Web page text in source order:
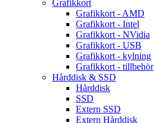
Grafikkort
Grafikkort - AMD
Grafikkort - Intel
Grafikkort - NVidia
Grafikkort - USB
Grafikkort - kylning
Grafikkort - tillbehör
Hårddisk & SSD
Hårddisk
SSD
Extern SSD
Extern Hårddisk